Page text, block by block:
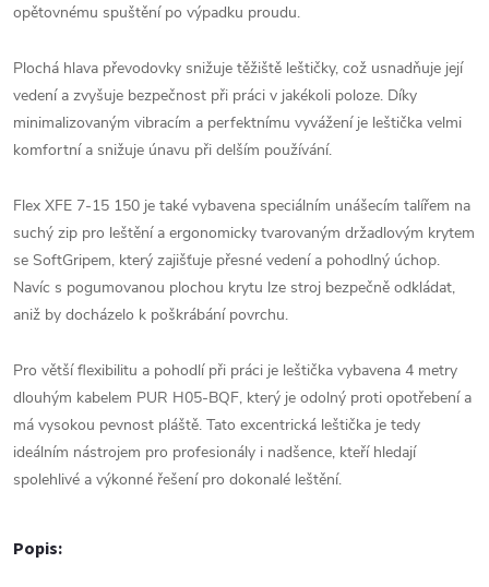
opětovnému spuštění po výpadku proudu.
Plochá hlava převodovky snižuje těžiště leštičky, což usnadňuje její
vedení a zvyšuje bezpečnost při práci v jakékoli poloze. Díky
minimalizovaným vibracím a perfektnímu vyvážení je leštička velmi
komfortní a snižuje únavu při delším používání.
Flex XFE 7-15 150 je také vybavena speciálním unášecím talířem na
suchý zip pro leštění a ergonomicky tvarovaným držadlovým krytem
se SoftGripem, který zajišťuje přesné vedení a pohodlný úchop.
Navíc s pogumovanou plochou krytu lze stroj bezpečně odkládat,
aniž by docházelo k poškrábání povrchu.
Pro větší flexibilitu a pohodlí při práci je leštička vybavena 4 metry
dlouhým kabelem PUR H05-BQF, který je odolný proti opotřebení a
má vysokou pevnost pláště. Tato excentrická leštička je tedy
ideálním nástrojem pro profesionály i nadšence, kteří hledají
spolehlivé a výkonné řešení pro dokonalé leštění.
Popis: